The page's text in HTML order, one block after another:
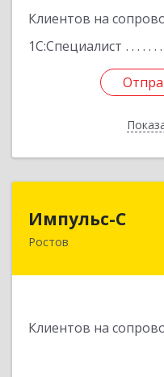
Клиентов на
1С:Специалист
Импульс-С
Ростов
Клиентов на